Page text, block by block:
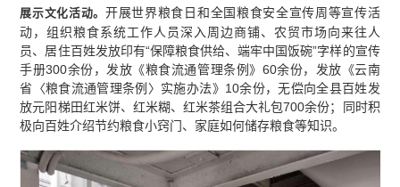
展示文化活动。开展世界粮食日和全国粮食安全宣传周等宣传活
动，组织粮食系统工作人员深入周边商铺、农贸市场向来往人
员、居住百姓发放印有“保障粮食供给、端牢中国饭碗”字样的宣传
手册300余份，发放《粮食流通管理条例》60余份，发放《云南
省〈粮食流通管理条例〉实施办法》10余份，无偿向全县百姓发
放元阳梯田红米饼、红米糊、红米茶组合大礼包700余份；同时积
极向百姓介绍节约粮食小窍门、家庭如何储存粮食等知识。